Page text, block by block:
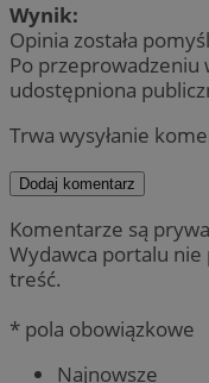
Wynik:
Opinia została
Po przeprowadzeniu
udostępniona
Trwa wysyłanie
Dodaj komentarz
Komentarze są
Wydawca portalu nie
treść.
* pola obowiązkowe
Najnowsze